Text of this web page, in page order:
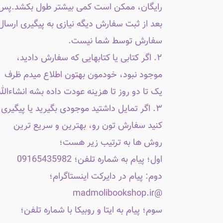
رایگان، ممکن است کمی بیشتر طول
بعد از ثبت سفارش دیگه نیازی به پیگیری
سفارش توسط شما نیست.
۲. اگر کتابی یا کتابهایی که سفارش دادید،
موجود نبود، خودمون بهتون اطلاع میدم ظرف
یک تا دو روز تا هزینه عودت داده بشه
۳. اگر تمایل داشتید موجودی بگیرید یا پیگیری
کنید سفارش تون رو، بهترین و سریع ترین
روش ها به ترتیب زیر هست؛
اول؛ پیام به شماره تلفن؛ 09165435982
دوم: پیام در دایرکت اینستاگرام؛
@madmolibookshop.ir
سوم؛ پیام به ایتا و روبیکا با شماره تلفن؛